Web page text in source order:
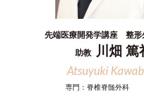
先端医療開発学講座 整形
助教 川畑 篤
Atsuyuki
専門： 脊椎脊髄外科